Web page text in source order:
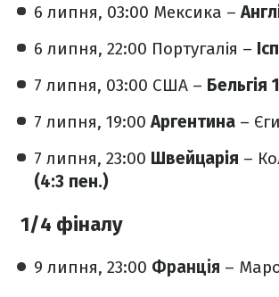
6 липня, 03:00 Мексика –
6 липня, 22:00 Португалія –
7 липня, 03:00 США – Бельгія
7 липня, 19:00Аргентина –
7 липня, 23:00 Швейцарія –
(4:3 пен.)
1/4 фіналу
9 липня, 23:00 Франція –